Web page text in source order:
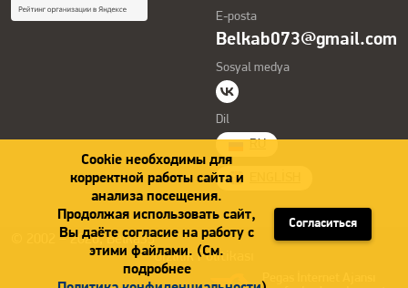
E-posta
Belkab073@gmail.com
Sosyal medya
Dil
© 2002 – 2026, Belka35
Gizlilik Politikası
Pegas İnternet Ajansı
Cookie необходимы для
корректной работы сайта и
анализа посещения.
Продолжая использовать сайт,
Вы даёте согласие на работу с
этими файлами. (См.
подробнее
Согласиться